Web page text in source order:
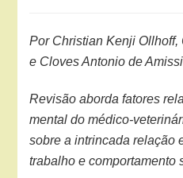
Por Christian Kenji
e Cloves Antonio de
Revisão aborda fatores
mental do médico-
sobre a intrincada relação
trabalho e comportamento